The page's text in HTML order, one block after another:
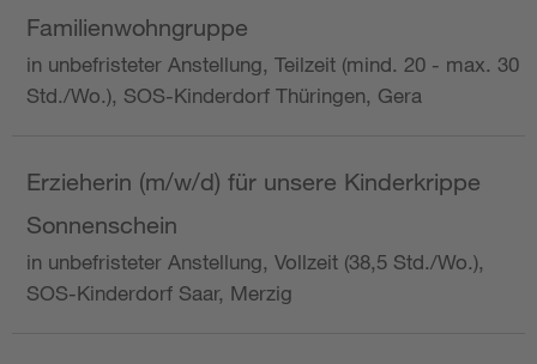
Familienwohngruppe
in unbefristeter Anstellung, Teilzeit (mind. 20 - max. 30
Std./Wo.), SOS-Kinderdorf Thüringen, Gera
Erzieherin (m/w/d) für unsere Kinderkrippe
Sonnenschein
in unbefristeter Anstellung, Vollzeit (38,5 Std./Wo.),
SOS-Kinderdorf Saar, Merzig